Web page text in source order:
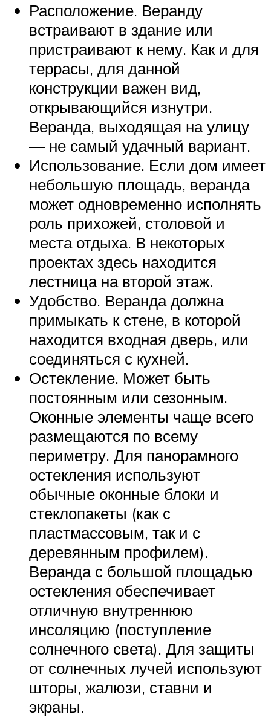
Расположение. Веранду
встраивают в здание или
пристраивают к нему. Как и для
террасы, для данной
конструкции важен вид,
открывающийся изнутри.
Веранда, выходящая на улицу
— не самый удачный вариант.
Использование. Если дом имеет
небольшую площадь, веранда
может одновременно исполнять
роль прихожей, столовой и
места отдыха. В некоторых
проектах здесь находится
лестница на второй этаж.
Удобство. Веранда должна
примыкать к стене, в которой
находится входная дверь, или
соединяться с кухней.
Остекление. Может быть
постоянным или сезонным.
Оконные элементы чаще всего
размещаются по всему
периметру. Для панорамного
остекления используют
обычные оконные блоки и
стеклопакеты (как с
пластмассовым, так и с
деревянным профилем).
Веранда с большой площадью
остекления обеспечивает
отличную внутреннюю
инсоляцию (поступление
солнечного света). Для защиты
от солнечных лучей используют
шторы, жалюзи, ставни и
экраны.